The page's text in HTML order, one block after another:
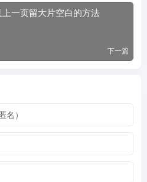
一页留大片空白的方法
下一篇